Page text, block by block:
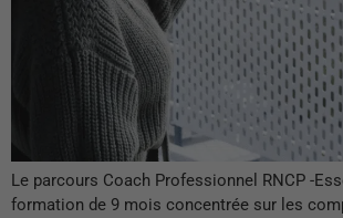
Le parcours Coach Professionnel RNCP -
formation de 9 mois concentrée sur les